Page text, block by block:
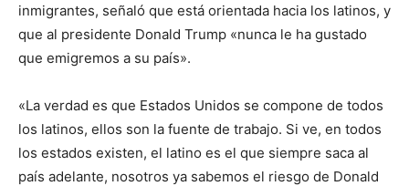
inmigrantes, señaló que está orientada hacia los latinos, y
que al presidente Donald Trump «nunca le ha gustado
que emigremos a su país».
«La verdad es que Estados Unidos se compone de todos
los latinos, ellos son la fuente de trabajo. Si ve, en todos
los estados existen, el latino es el que siempre saca al
país adelante, nosotros ya sabemos el riesgo de Donald